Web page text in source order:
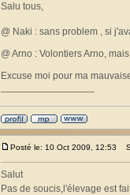
Salu tous,
@ Naki : sans problem , si
@ Arno : Volontiers Arno,
Excuse moi pour ma
Posté le: 10 Oct 2009, 12:53
Salut
Pas de soucis,l'élevage est